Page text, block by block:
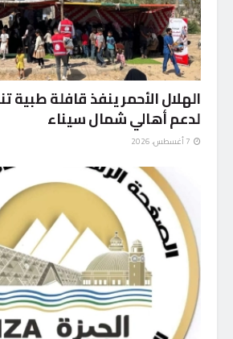
الهلال الأحمر ينفذ قافلة طبية
لدعم أهالي شمال سيناء